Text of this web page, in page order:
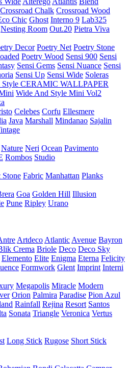
Crossroad Chalk Crossroad Wood
Chic Ghost Interno 9 Lab325
Nesting Room Out.20 Pietra Viva
Decor Poetry Net Poetry Stone
Poetry Wood Sensi 900 Sensi
Sensi Gems Sensi Nuance Sensi
Sensi Up Sensi Wide Soleras
Style CERAMIC WALLPAPER
Wide And Style Mini Vol2
Celebes Corfu Ellesmere
Java Marshall Mindanao Sajalin
Nature Neri Ocean Pavimento
Rombos Studio
Stone Fabric Manhattan Planks
Goa Golden Hill Illusion
Pune Ripley Urano
Artdeco Atlantic Avenue Bayron
Crema Briole Deco Deco Sky
Elemento Elite Enigma Eterna Felicity
Formwork Glent Imprint Interni
Megapolis Miracle Modern
Orion Palmira Paradise Pion Azul
Rainfall Rejina Resort Santos
Sonata Triangle Veronica Vertus
Long Stick Rugose Short Stick